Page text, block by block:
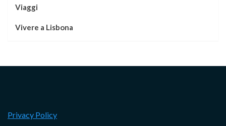
Viaggi
Vivere a Lisbona
Privacy Policy